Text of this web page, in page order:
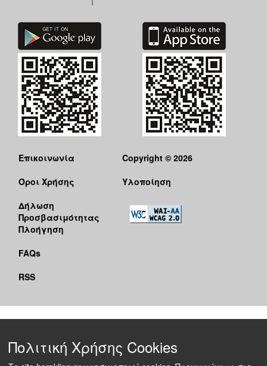
Επικοινωνία
Όροι Χρήσης
Δήλωση
Προσβασιμότητας
Πλοήγηση
FAQs
RSS
Copyright © 2026
Υλοποίηση
Πολιτική Χρήσης Cookies